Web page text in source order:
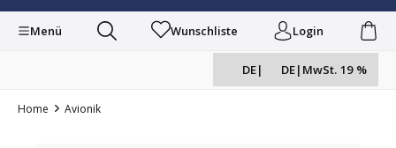
Menü Wunschliste Login
DE| DE| MwSt. 19 %
Home Avionik